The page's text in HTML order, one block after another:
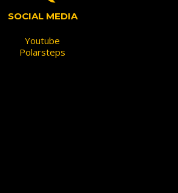
SOCIAL MEDIA
Youtube
Polarsteps